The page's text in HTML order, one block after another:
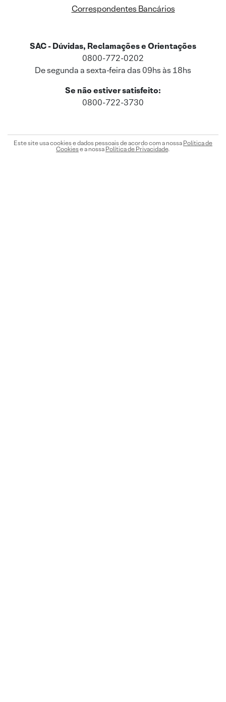
Correspondentes Bancários
SAC - Dúvidas, Reclamações e Orientações
0800-772-0202
De segunda a sexta-feira das 09hs às 18hs
Se não estiver satisfeito:
0800-722-3730
Este site usa cookies e dados pessoais de acordo com a nossa Política de
Cookiese a nossa Política de Privacidade.